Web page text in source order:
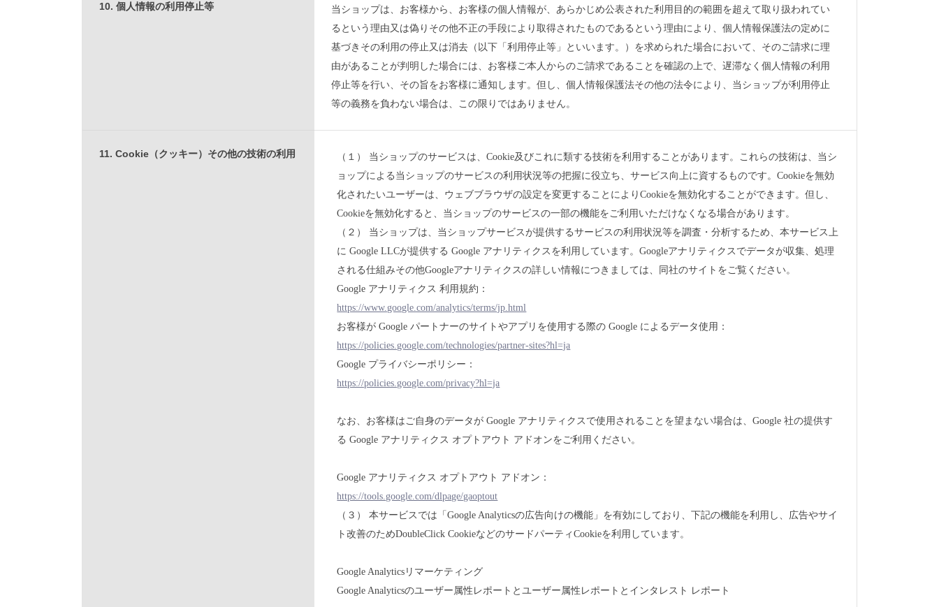
10. 個人情報の利用停止等
当ショップは、お客様から、お客様の個人情報が、あらかじめ公表された利用目的の範囲を超えて取り扱われてい
るという理由又は偽りその他不正の手段により取得されたものであるという理由により、個人情報保護法の定めに
基づきその利用の停止又は消去（以下「利用停止等」といいます。）を求められた場合において、そのご請求に理
由があることが判明した場合には、お客様ご本人からのご請求であることを確認の上で、遅滞なく個人情報の利用
停止等を行い、その旨をお客様に通知します。但し、個人情報保護法その他の法令により、当ショップが利用停止
等の義務を負わない場合は、この限りではありません。
11. Cookie（クッキー）その他の技術の利用
（１） 当ショップのサービスは、Cookie及びこれに類する技術を利用することがあります。これらの技術は、当シ
ョップによる当ショップのサービスの利用状況等の把握に役立ち、サービス向上に資するものです。Cookieを無効
化されたいユーザーは、ウェブブラウザの設定を変更することによりCookieを無効化することができます。但し、
Cookieを無効化すると、当ショップのサービスの一部の機能をご利用いただけなくなる場合があります。
（２） 当ショップは、当ショップサービスが提供するサービスの利用状況等を調査・分析するため、本サービス上
に Google LLCが提供する Google アナリティクスを利用しています。Googleアナリティクスでデータが収集、処理
される仕組みその他Googleアナリティクスの詳しい情報につきましては、同社のサイトをご覧ください。
Google アナリティクス 利用規約：
https://www.google.com/analytics/terms/jp.html
お客様が Google パートナーのサイトやアプリを使用する際の Google によるデータ使用：
https://policies.google.com/technologies/partner-sites?hl=ja
Google プライバシーポリシー：
https://policies.google.com/privacy?hl=ja
なお、お客様はご自身のデータが Google アナリティクスで使用されることを望まない場合は、Google 社の提供す
る Google アナリティクス オプトアウト アドオンをご利用ください。
Google アナリティクス オプトアウト アドオン：
https://tools.google.com/dlpage/gaoptout
（３） 本サービスでは「Google Analyticsの広告向けの機能」を有効にしており、下記の機能を利用し、広告やサイ
ト改善のためDoubleClick CookieなどのサードパーティCookieを利用しています。
Google Analyticsリマーケティング
Google Analyticsのユーザー属性レポートとユーザー属性レポートとインタレスト レポート